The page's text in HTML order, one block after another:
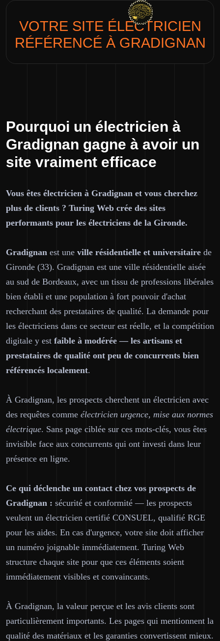
VOTRE SITE ÉLECTRICIEN
RÉFÉRENCÉ À GRADIGNAN
Pourquoi un électricien à
Gradignan gagne à avoir un
site vraiment efficace
Vous êtes électricien à Gradignan et vous cherchez
plus de clients ? Turing Web crée des sites
performants pour les électriciens de la Gironde.
Gradignan est une ville résidentielle et universitaire de
Gironde (33). Gradignan est une ville résidentielle aisée
au sud de Bordeaux, avec un tissu de professions libérales
bien établi et une population à fort pouvoir d'achat
recherchant des prestataires de qualité. La demande pour
les électriciens dans ce secteur est réelle, et la compétition
digitale y est faible à modérée — les artisans et
prestataires de qualité ont peu de concurrents bien
référencés localement.
À Gradignan, les prospects cherchent un électricien avec
des requêtes comme électricien urgence, mise aux normes
électrique. Sans page ciblée sur ces mots-clés, vous êtes
invisible face aux concurrents qui ont investi dans leur
présence en ligne.
Ce qui déclenche un contact chez vos prospects de
Gradignan : sécurité et conformité — les prospects
veulent un électricien certifié CONSUEL, qualifié RGE
pour les aides. En cas d'urgence, votre site doit afficher
un numéro joignable immédiatement. Turing Web
structure chaque site pour que ces éléments soient
immédiatement visibles et convaincants.
À Gradignan, la valeur perçue et les avis clients sont
particulièrement importants. Les pages qui mentionnent la
qualité des matériaux et les garanties convertissent mieux.